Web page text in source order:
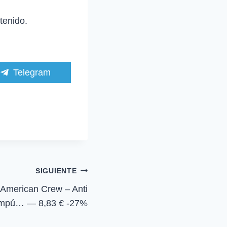
C
o
Telegram
SIGUIENTE
Crew – Anti
— 8,83 € -27%